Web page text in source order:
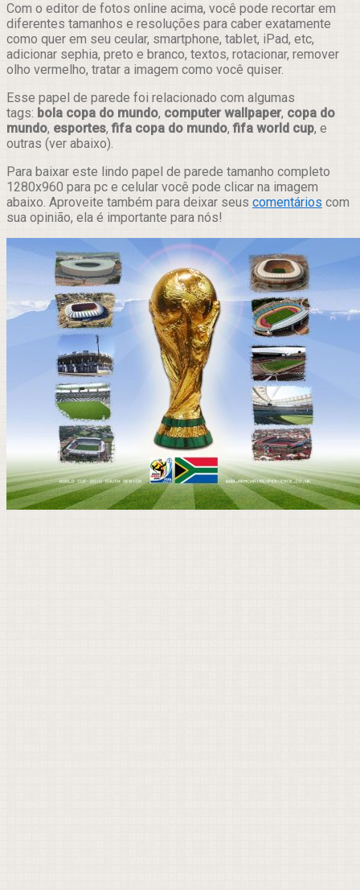
Com o editor de fotos online acima, você pode recortar em
diferentes tamanhos e resoluções para caber exatamente
como quer em seu ceular, smartphone, tablet, iPad, etc,
adicionar sephia, preto e branco, textos, rotacionar, remover
olho vermelho, tratar a imagem como você quiser.
Esse papel de parede foi relacionado com algumas
tags: bola copa do mundo, computer wallpaper, copa do
mundo, esportes,fifa copa do mundo,fifa world cup, e
outras (ver abaixo).
Para baixar este lindo papel de parede tamanho completo
1280x960 para pc e celular você pode clicar na imagem
abaixo. Aproveite também para deixar seus comentários com
sua opinião, ela é importante para nós!